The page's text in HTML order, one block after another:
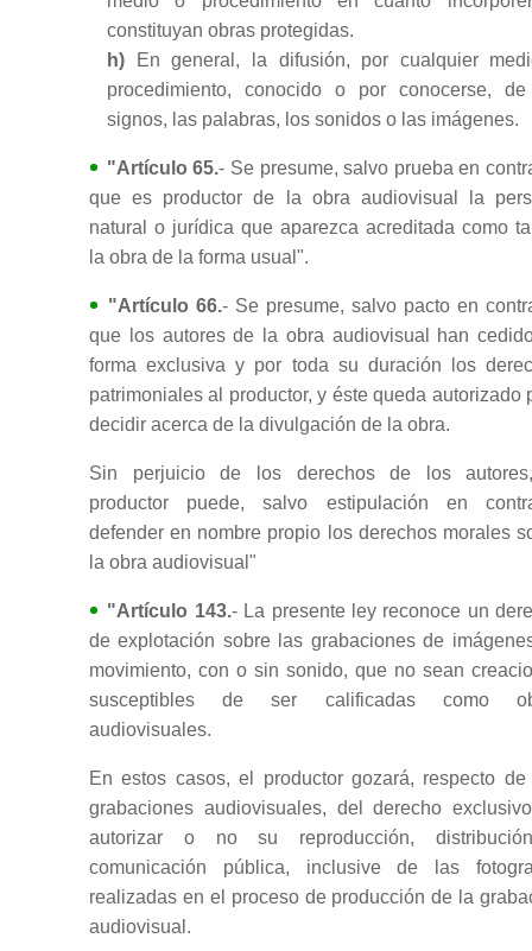
constituyan obras protegidas.
h) En general, la difusión, por cualquier
procedimiento, conocido o por conocerse,
signos, las palabras, los sonidos o las imágenes.
"Artículo 65.- Se presume, salvo prueba en
que es productor de la obra audiovisual la
natural o jurídica que aparezca acreditada como
la obra de la forma usual".
"Artículo 66.- Se presume, salvo pacto en
que los autores de la obra audiovisual han
forma exclusiva y por toda su duración los
patrimoniales al productor, y éste queda autorizado
decidir acerca de la divulgación de la obra.
Sin perjuicio de los derechos de los
productor puede, salvo estipulación en
defender en nombre propio los derechos morales
la obra audiovisual"
"Artículo 143.- La presente ley reconoce un
de explotación sobre las grabaciones de
movimiento, con o sin sonido, que no sean
susceptibles de ser calificadas como
audiovisuales.
En estos casos, el productor gozará, respecto de
grabaciones audiovisuales, del derecho
autorizar o no su reproducción,
comunicación pública, inclusive de las
realizadas en el proceso de producción de la
audiovisual.